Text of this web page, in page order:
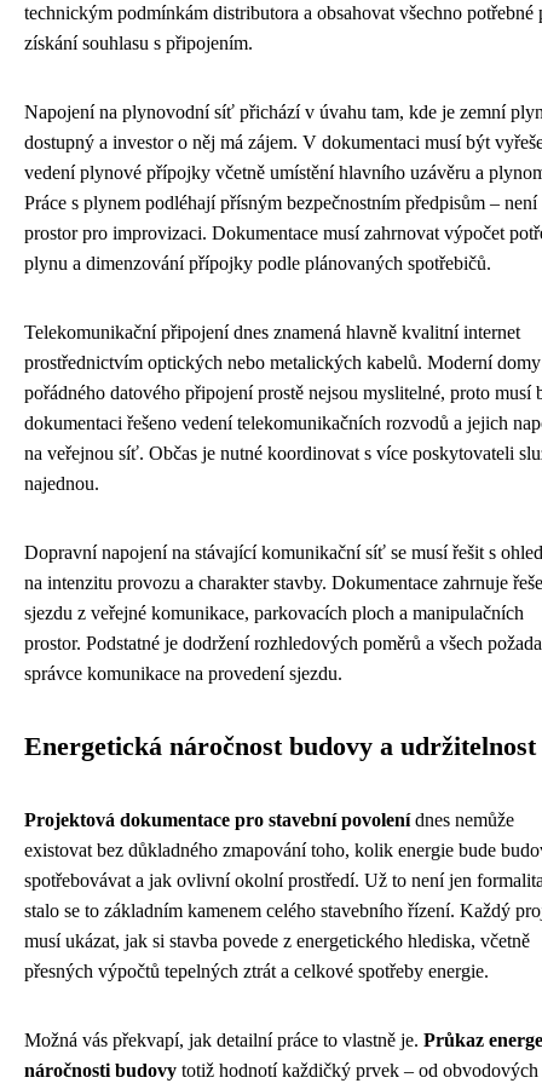
technickým podmínkám distributora a obsahovat všechno potřebné
získání souhlasu s připojením.
Napojení na plynovodní síť přichází v úvahu tam, kde je zemní
dostupný a investor o něj má zájem. V dokumentaci musí být
vedení plynové přípojky včetně umístění hlavního uzávěru a
Práce s plynem podléhají přísným bezpečnostním předpisům – není
prostor pro improvizaci. Dokumentace musí zahrnovat výpočet
plynu a dimenzování přípojky podle plánovaných spotřebičů.
Telekomunikační připojení dnes znamená hlavně kvalitní internet
prostřednictvím optických nebo metalických kabelů. Moderní
pořádného datového připojení prostě nejsou myslitelné, proto musí
dokumentaci řešeno vedení telekomunikačních rozvodů a jejich
na veřejnou síť. Občas je nutné koordinovat s více poskytovateli
najednou.
Dopravní napojení na stávající komunikační síť se musí řešit s
na intenzitu provozu a charakter stavby. Dokumentace zahrnuje
sjezdu z veřejné komunikace, parkovacích ploch a manipulačních
prostor. Podstatné je dodržení rozhledových poměrů a všech
správce komunikace na provedení sjezdu.
Energetická náročnost budovy a udržitelnost
Projektová dokumentace pro stavební povolenídnes nemůže
existovat bez důkladného zmapování toho, kolik energie bude
spotřebovávat a jak ovlivní okolní prostředí. Už to není jen
stalo se to základním kamenem celého stavebního řízení. Každý
musí ukázat, jak si stavba povede z energetického hlediska, včetně
přesných výpočtů tepelných ztrát a celkové spotřeby energie.
Možná vás překvapí, jak detailní práce to vlastně je. Průkaz
náročnosti budovy totiž hodnotí každičký prvek – od